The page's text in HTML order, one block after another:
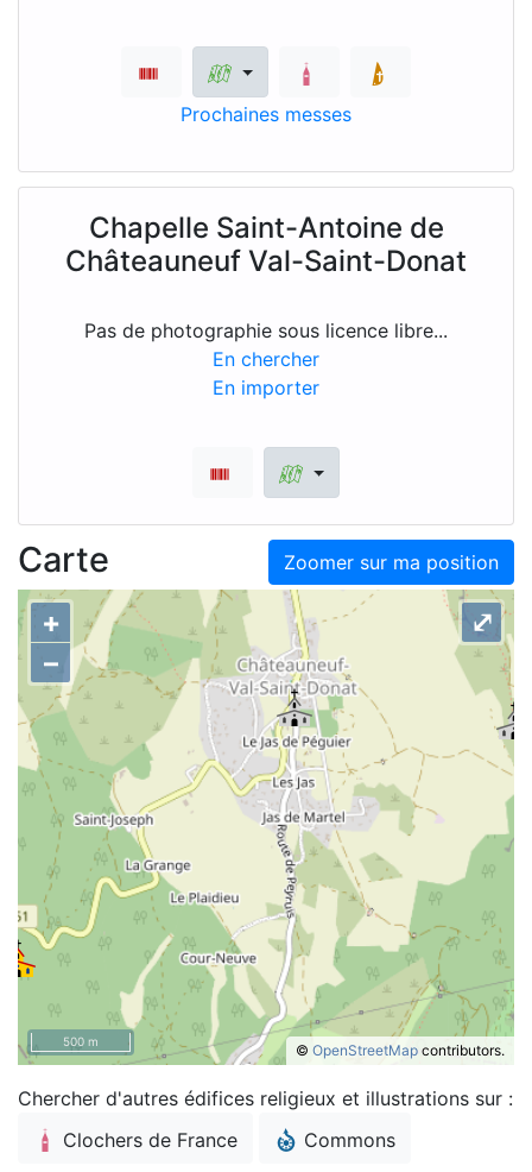
Prochaines messes
Chapelle Saint-Antoine de
Châteauneuf Val-Saint-Donat
Pas de photographie sous licence libre...
En chercher
En importer
Zoomer sur ma position
Carte
+
–
© OpenStreetMap contributors.
⤢
500 m
Chercher d'autres édifices religieux et illustrations sur :
Clochers de France
Commons